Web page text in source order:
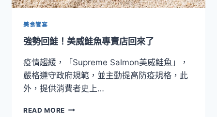
美食饗宴
強勢回鮭！美威鮭魚專賣店回來了
疫情趨緩，「Supreme Salmon美威鮭魚」，
嚴格遵守政府規範，並主動提高防疫規格，此
外，提供消費者史上…
READ MORE 強